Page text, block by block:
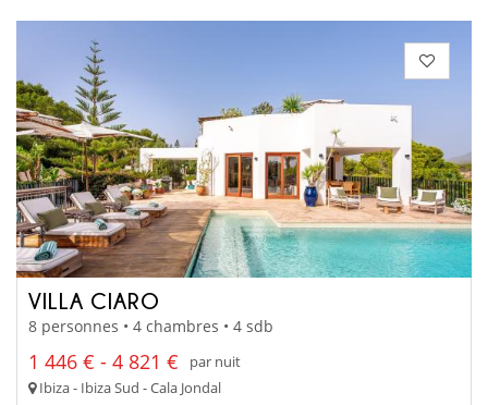
VILLA CIARO
8 personnes • 4 chambres • 4 sdb
1 446 € - 4 821 €
par nuit
Ibiza - Ibiza Sud - Cala Jondal